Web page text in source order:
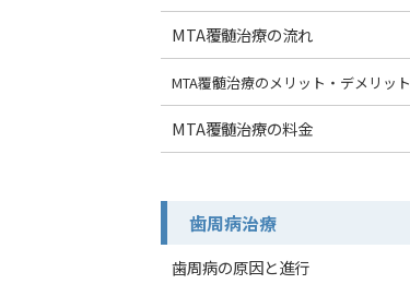
MTA覆髄治療の流れ
MTA覆髄治療のメリット・デメリット
MTA覆髄治療の料金
歯周病治療
歯周病の原因と進行